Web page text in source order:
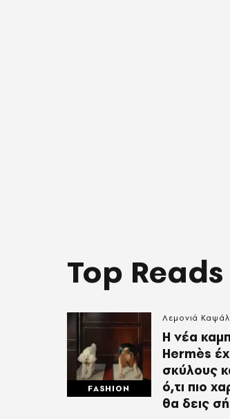
Top Reads
FASHION
Η νέα
Hermès
σκύλους
ό,τι πιο
θα δεις
Λεμονιά